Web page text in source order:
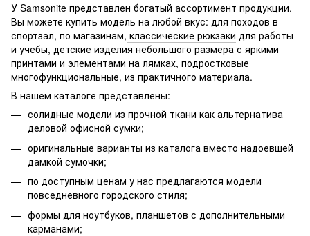
У Samsonite представлен богатый ассортимент продукции.
Вы можете купить модель на любой вкус: для походов в
спортзал, по магазинам, классические рюкзаки для работы
и учебы, детские изделия небольшого размера с яркими
принтами и элементами на лямках, подростковые
многофункциональные, из практичного материала.
В нашем каталоге представлены:
солидные модели из прочной ткани как альтернатива
деловой офисной сумки;
оригинальные варианты из каталога вместо надоевшей
дамкой сумочки;
по доступным ценам у нас предлагаются модели
повседневного городского стиля;
формы для ноутбуков, планшетов с дополнительными
карманами;